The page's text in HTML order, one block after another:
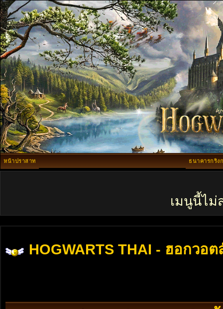
หน้าปราสาท ธนาคารกริง
เมนูนี้ไม่
HOGWARTS THAI - ฮอกวอต